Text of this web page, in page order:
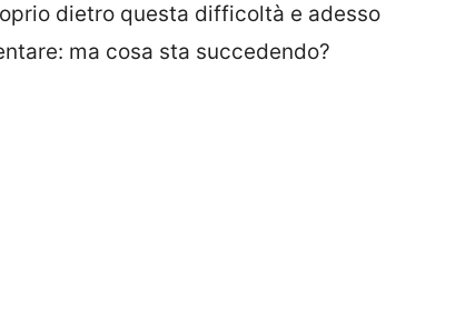
dietro questa difficoltà e adesso
ma cosa sta succedendo?